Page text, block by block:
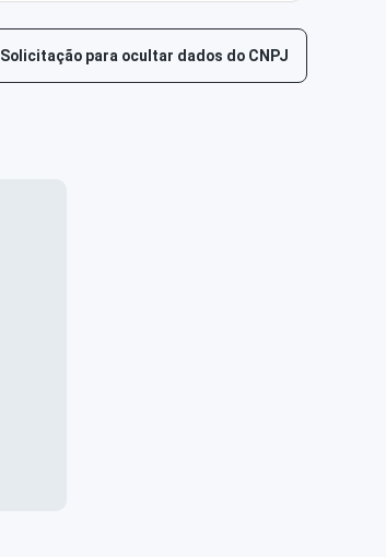
Solicitação para ocultar dados do CNPJ